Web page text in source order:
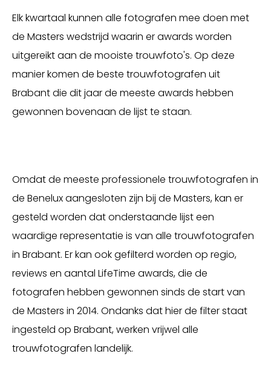
Elk kwartaal kunnen alle fotografen mee doen met
de Masters wedstrijd waarin er awards worden
uitgereikt aan de mooiste trouwfoto's. Op deze
manier komen de beste trouwfotografen uit
Brabant die dit jaar de meeste awards hebben
gewonnen bovenaan de lijst te staan.
Omdat de meeste professionele trouwfotografen in
de Benelux aangesloten zijn bij de Masters, kan er
gesteld worden dat onderstaande lijst een
waardige representatie is van alle trouwfotografen
in Brabant. Er kan ook gefilterd worden op regio,
reviews en aantal LifeTime awards, die de
fotografen hebben gewonnen sinds de start van
de Masters in 2014. Ondanks dat hier de filter staat
ingesteld op Brabant, werken vrijwel alle
trouwfotografen landelijk.